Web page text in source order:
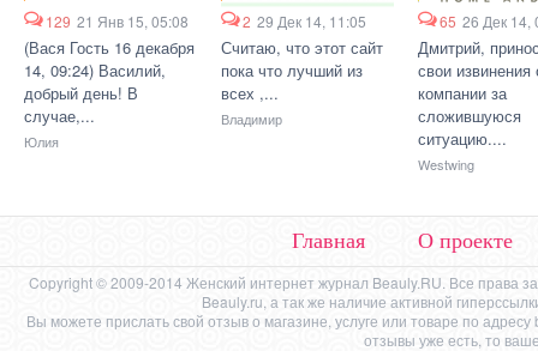
129 21 Янв 15, 05:08
(Вася Гость 16 декабря
14, 09:24) Василий,
добрый день! В
случае,...
Юлия
2 29 Дек 14, 11:05
Считаю, что этот сайт
пока что лучший из
всех ,...
Владимир
65 26 Дек 14,
Дмитрий,
свои извинения
компании за
сложившуюся
ситуацию....
Westwing
Главная О проекте
Copyright © 2009-2014 Женский интернет журнал Beauly.RU. Все права
Beauly.ru, а так же наличие активной
Вы можете прислать свой отзыв о магазине, услуге или товаре по адресу
отзывы уже есть, то